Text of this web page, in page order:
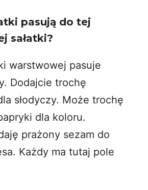
pasują do tej
sałatki?
warstwowej pasuje
Dodajcie trochę
słodyczy. Może trochę
dla koloru.
prażony sezam do
Każdy ma tutaj pole